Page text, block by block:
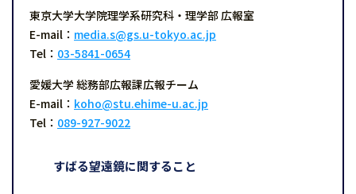
東京大学大学院理学系研究科・理学部 広報室
E-mail： media.s@gs.u-tokyo.ac.jp
Tel： 03-5841-0654
愛媛大学 総務部広報課広報チーム
E-mail： koho@stu.ehime-u.ac.jp
Tel： 089-927-9022
すばる望遠鏡に関すること